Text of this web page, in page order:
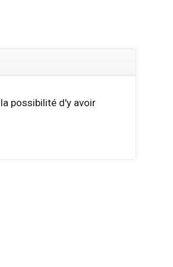
possibilité d'y avoir